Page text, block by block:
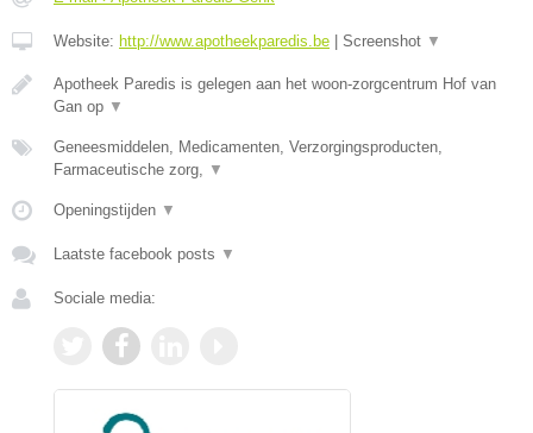
Website: http://www.apotheekparedis.be Screenshot ▼
Apotheek Paredis is gelegen aan het woon-zorgcentrum Hof van
Gan op ▼
Geneesmiddelen, Medicamenten, Verzorgingsproducten,
Farmaceutische zorg,
▼
Openingstijden ▼
Laatste facebook posts ▼
Sociale media: